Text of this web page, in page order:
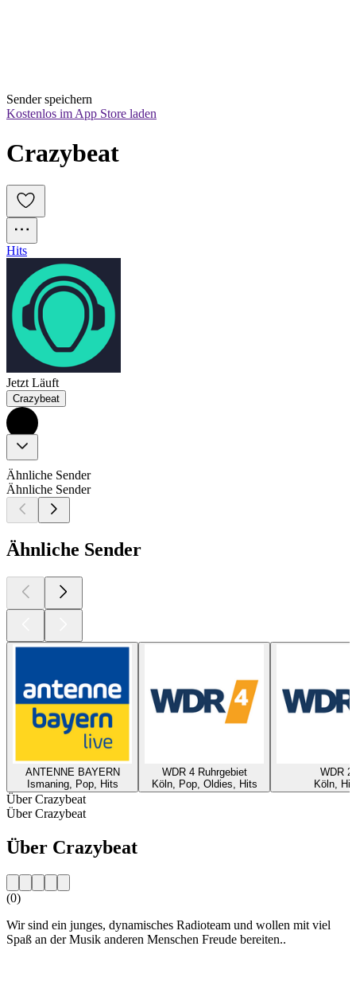
Sender speichern
Kostenlos im App Store laden
Crazybeat
Hits
Jetzt Läuft
Crazybeat
Ähnliche Sender
Ähnliche Sender
Ähnliche Sender
ANTENNE BAYERN
Ismaning, Pop, Hits
WDR 4 Ruhrgebiet
Köln, Pop, Oldies, Hits
WDR 2
Köln,
Über Crazybeat
Über Crazybeat
Über Crazybeat
(0)
Wir sind ein junges, dynamisches Radioteam und wollen mit viel
Spaß an der Musik anderen Menschen Freude bereiten..